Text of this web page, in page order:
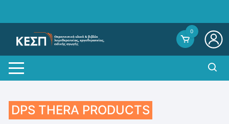
0
DPS THERA PRODUCTS